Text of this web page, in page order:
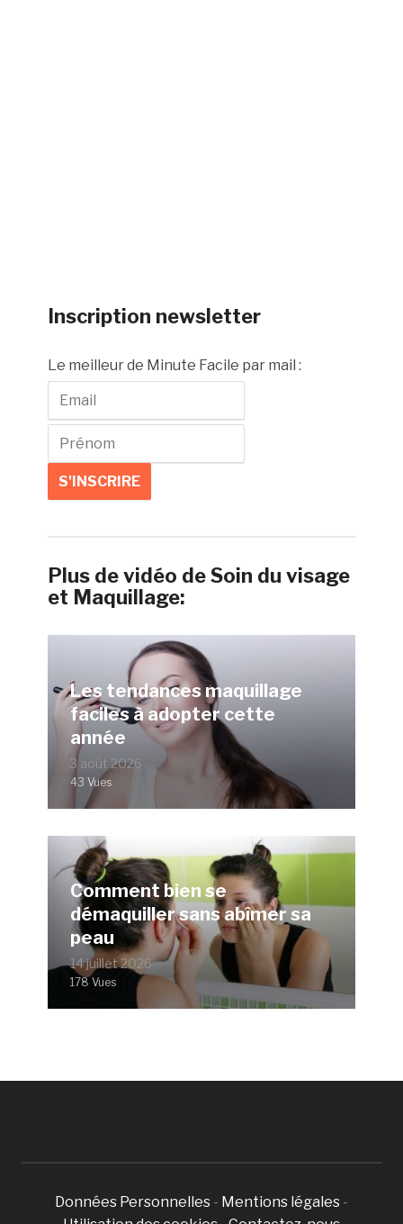
Inscription newsletter
Le meilleur de Minute Facile par mail :
Plus de vidéo de Soin du visage
et Maquillage:
Les tendances maquillage
faciles à adopter cette
année
3 août 2026
43 Vues
Comment bien se
démaquiller sans abîmer sa
peau
14 juillet 2026
178 Vues
Données Personnelles - Mentions légales -